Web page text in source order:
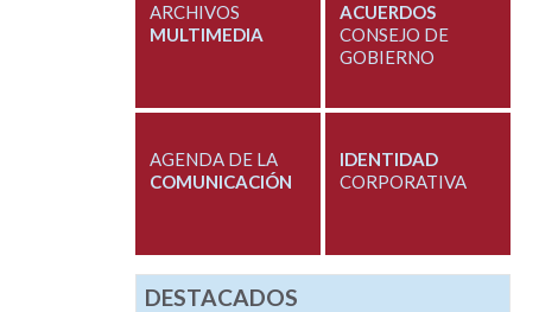
ARCHIVOS
MULTIMEDIA
ACUERDOS
CONSEJO DE
GOBIERNO
AGENDA DE LA
COMUNICACIÓN
IDENTIDAD
CORPORATIVA
DESTACADOS